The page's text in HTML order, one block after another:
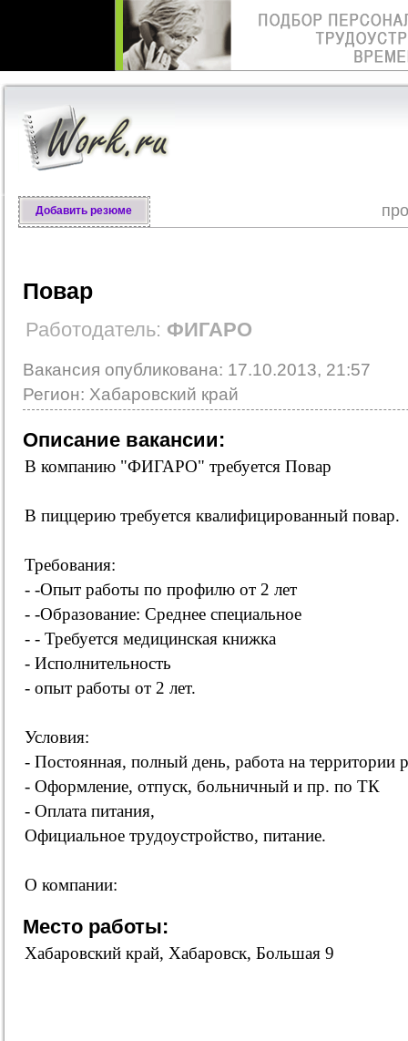
Добавить резюме
Повар
Работодатель: ФИГАРО
Вакансия опубликована: 17.10.2013, 21:57
Регион: Хабаровский край
Описание вакансии:
В компанию "ФИГАРО" требуется Повар
В пиццерию требуется квалифицированный повар.
Требования:
- -Опыт работы по профилю от 2 лет
- -Образование: Среднее специальное
- - Требуется медицинская книжка
- Исполнительность
- опыт работы от 2 лет.
Условия:
- Постоянная, полный день, работа на территории
- Оформление, отпуск, больничный и пр. по ТК
- Оплата питания,
Официальное трудоустройство, питание.
О компании:
Место работы:
Хабаровский край, Хабаровск, Большая 9